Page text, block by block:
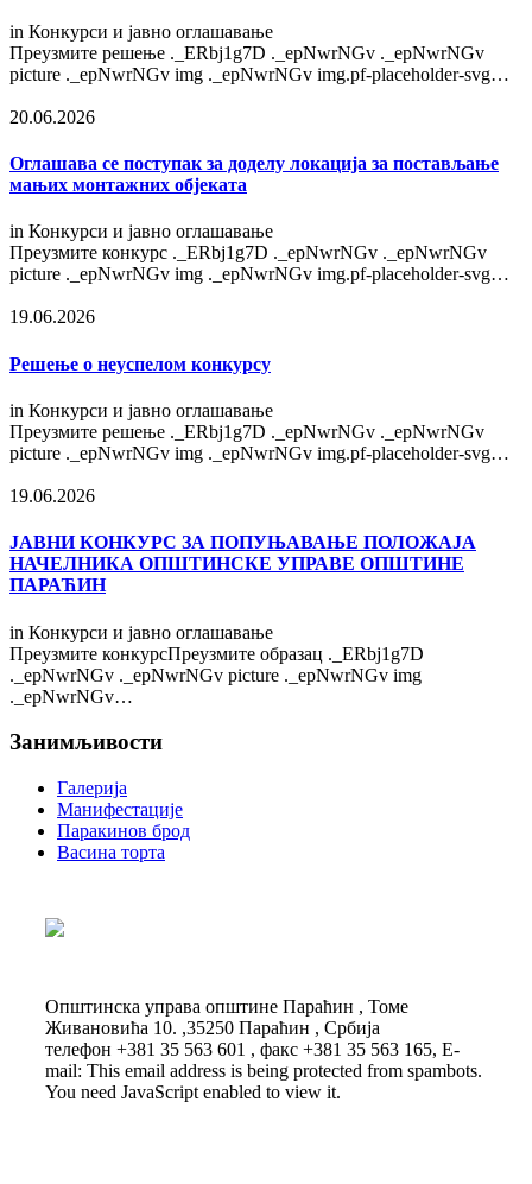
in Конкурси и јавно оглашавање
Преузмите решење ._ERbj1g7D ._epNwrNGv ._epNwrNGv
picture ._epNwrNGv img ._epNwrNGv img.pf-placeholder-svg…
20.06.2026
Оглашава се поступак за доделу локација за постављање
мањих монтажних објеката
in Конкурси и јавно оглашавање
Преузмите конкурс ._ERbj1g7D ._epNwrNGv ._epNwrNGv
picture ._epNwrNGv img ._epNwrNGv img.pf-placeholder-svg…
19.06.2026
Решење о неуспелом конкурсу
in Конкурси и јавно оглашавање
Преузмите решење ._ERbj1g7D ._epNwrNGv ._epNwrNGv
picture ._epNwrNGv img ._epNwrNGv img.pf-placeholder-svg…
19.06.2026
ЈАВНИ КОНКУРС ЗА ПОПУЊАВАЊЕ ПОЛОЖАЈА
НАЧЕЛНИКА ОПШТИНСКЕ УПРАВЕ ОПШТИНЕ
ПАРАЋИН
in Конкурси и јавно оглашавање
Преузмите конкурсПреузмите образац ._ERbj1g7D
._epNwrNGv ._epNwrNGv picture ._epNwrNGv img
._epNwrNGv…
Занимљивости
Галерија
Манифестације
Паракинов брод
Васина торта
Општинска управа општине Параћин , Томе
Живановића 10. ,35250 Параћин , Србија
телефон +381 35 563 601 , факс +381 35 563 165, E-
mail: This email address is being protected from spambots.
You need JavaScript enabled to view it.